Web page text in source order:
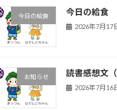
今日の給食 今日の給食
2026年7月17
お知らせ 読書感想文（
2026年7月16